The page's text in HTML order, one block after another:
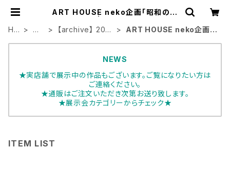
ART HOUSE neko企画「昭和の猫
HO
展
【archive】 202
ART HOUSE neko企画
NEWS
★実店舗で展示中の作品もございます。ご覧になりたい方は
ご連絡ください。
★通販はご注文いただき次第お送り致します。
★展示会カテゴリーからチェック★
ITEM LIST